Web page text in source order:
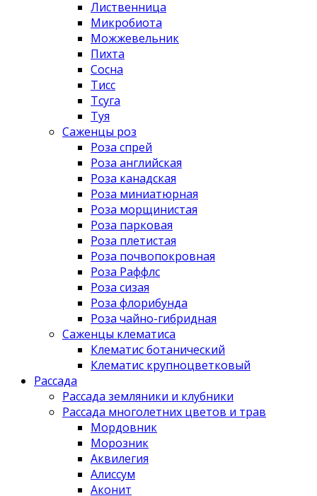
Лиственница
Микробиота
Можжевельник
Пихта
Сосна
Тисс
Тсуга
Туя
Саженцы роз
Роза спрей
Роза английская
Роза канадская
Роза миниатюрная
Роза морщинистая
Роза парковая
Роза плетистая
Роза почвопокровная
Роза Раффлс
Роза сизая
Роза флорибунда
Роза чайно-гибридная
Саженцы клематиса
Клематис ботанический
Клематис крупноцветковый
Рассада
Рассада земляники и клубники
Рассада многолетних цветов и трав
Мордовник
Морозник
Аквилегия
Алиссум
Аконит